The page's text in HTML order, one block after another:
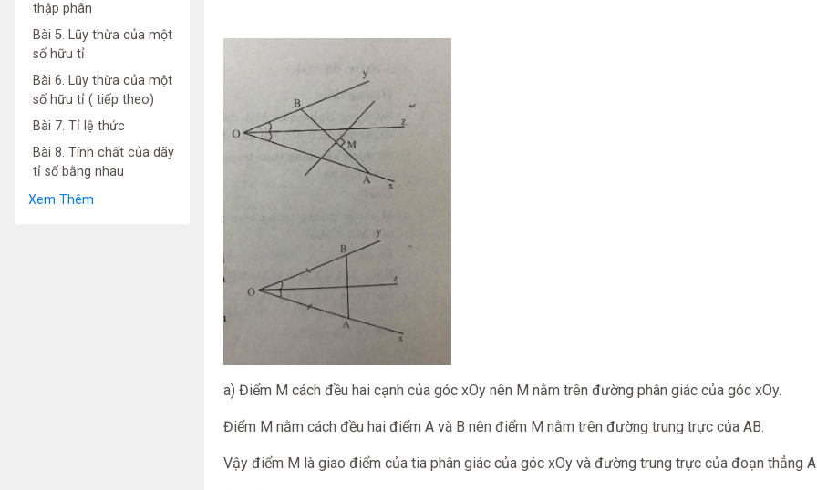
thập phân
Bài 5. Lũy thừa của một
số hữu tỉ
Bài 6. Lũy thừa của một
số hữu tỉ ( tiếp theo)
Bài 7. Tỉ lệ thức
Bài 8. Tính chất của dãy
tỉ số bằng nhau
Xem Thêm
a) Điểm M cách đều hai cạnh của góc xOy nên M nằm trên đường phân giác của góc xOy.
Điểm M nằm cách đều hai điểm A và B nên điểm M nằm trên đường trung trực của AB.
Vậy điểm M là giao điểm của tia phân giác của góc xOy và đường trung trực của đoạn thẳng